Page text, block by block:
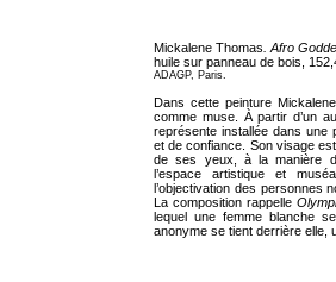
Mickalene Thomas. Afro
huile sur panneau de bois,
ADAGP, Paris.
Dans cette peinture
comme muse. À partir d’un
représente installée dans une
et de confiance. Son visage
de ses yeux, à la manière
l’espace artistique et
l’objectivation des personnes
La composition rappelle
lequel une femme blanche
anonyme se tient derrière elle,